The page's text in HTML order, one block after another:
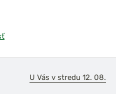
U Vás v stredu 12. 08.